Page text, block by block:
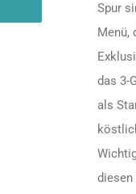
Spur
Menü,
das 3-
als